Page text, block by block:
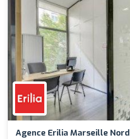
Agence Erilia Marseille Nord